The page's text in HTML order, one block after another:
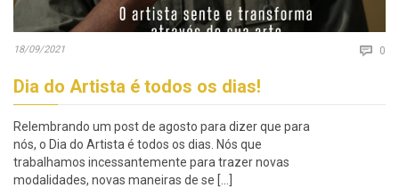
18/09/2021  0
Dia do Artista é todos os dias!
Relembrando um post de agosto para dizer que para
nós, o Dia do Artista é todos os dias. Nós que
trabalhamos incessantemente para trazer novas
modalidades, novas maneiras de se […]